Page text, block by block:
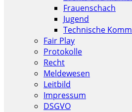
Frauenschach
Jugend
Technische
Fair Play
Protokolle
Recht
Meldewesen
Leitbild
Impressum
DSGVO